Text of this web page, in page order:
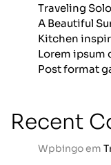
Traveling
A Beautiful
Kitchen
Lorem ipsum
Post format
Recent
Wpbingoem